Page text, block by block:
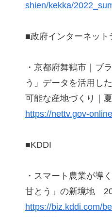
shien/kekka/
■政府インターネット
・京都府舞鶴市｜ブ
う」データを活用し
可能な産地づくり｜
https://nettv.gov-
■KDDI
・スマート農業が導
甘とう」の新境地
https://biz.kddi.com/